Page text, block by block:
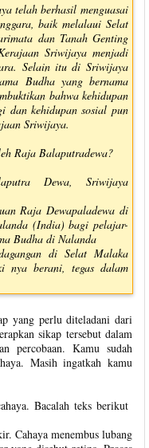
telah berhasil menguasai
baik melalaui Selat
dan Tanah Genting
Sriwijaya menjadi
Selain itu di Sriwijaya
Budha yang bernama
bahwa kehidupan
dan kehidupan sosial pun
Sriwijaya.
Raja Balaputradewa?
Dewa, Sriwijaya
Raja Dewapaladewa di
(India) bagi pelajar-
Budha di Nalanda
di Selat Malaka
nya berani, tegas dalam
yang perlu diteladani dari
sikap tersebut dalam
percobaan. Kamu sudah
Masih ingatkah kamu
Bacalah teks berikut
Cahaya menembus lubang